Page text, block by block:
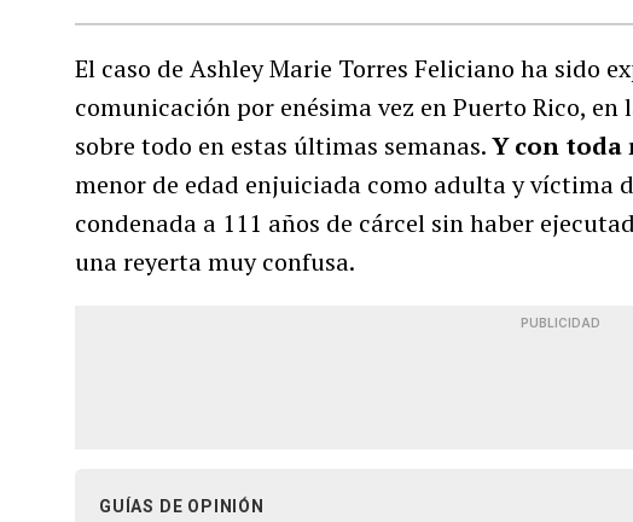
El caso de Ashley Marie Torres Feliciano ha sido
comunicación por enésima vez en Puerto Rico,
sobre todo en estas últimas semanas.Y con toda
menor de edad enjuiciada como adulta y víctima
condenada a 111 años de cárcel sin haber
una reyerta muy confusa.
PUBLICIDAD
GUÍAS DE OPINIÓN